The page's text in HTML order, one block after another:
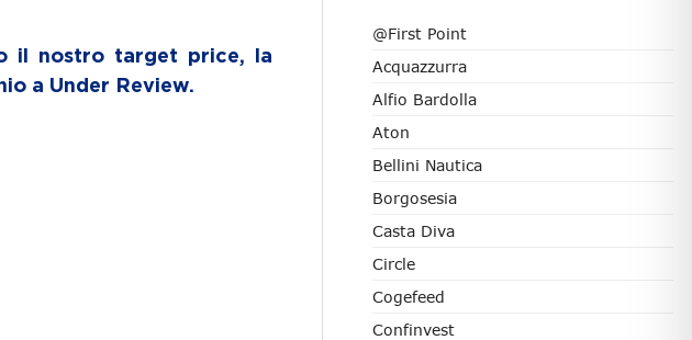
il nostro target price, la
a Under Review.
@First Point
Acquazzurra
Alfio Bardolla
Aton
Bellini Nautica
Borgosesia
Casta Diva
Circle
Cogefeed
Confinvest